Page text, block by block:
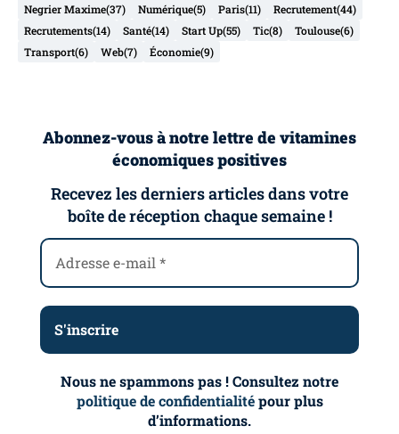
Negrier Maxime(37) Numérique(5) Paris(11) Recrutement(44)
Recrutements(14) Santé(14) Start Up(55) Tic(8) Toulouse(6)
Transport(6) Web(7) Économie(9)
Abonnez-vous à notre lettre de vitamines
économiques positives
Recevez les derniers articles dans votre
boîte de réception chaque semaine !
Nous ne spammons pas ! Consultez notre
politique de confidentialitépour plus
d’informations.